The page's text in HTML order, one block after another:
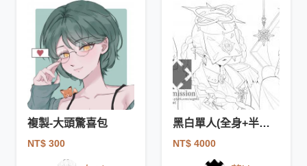
複製-大頭驚喜包
NT$ 300
黑白單人(全身+半身+大頭)-驚喜包
NT$ 4000